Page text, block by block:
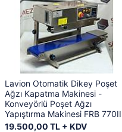
Lavion Otomatik Dikey Poşet
Ağzı Kapatma Makinesi -
Konveyörlü Poşet Ağzı
Yapıştırma Makinesi FRB 770II
19.500,00 TL + KDV